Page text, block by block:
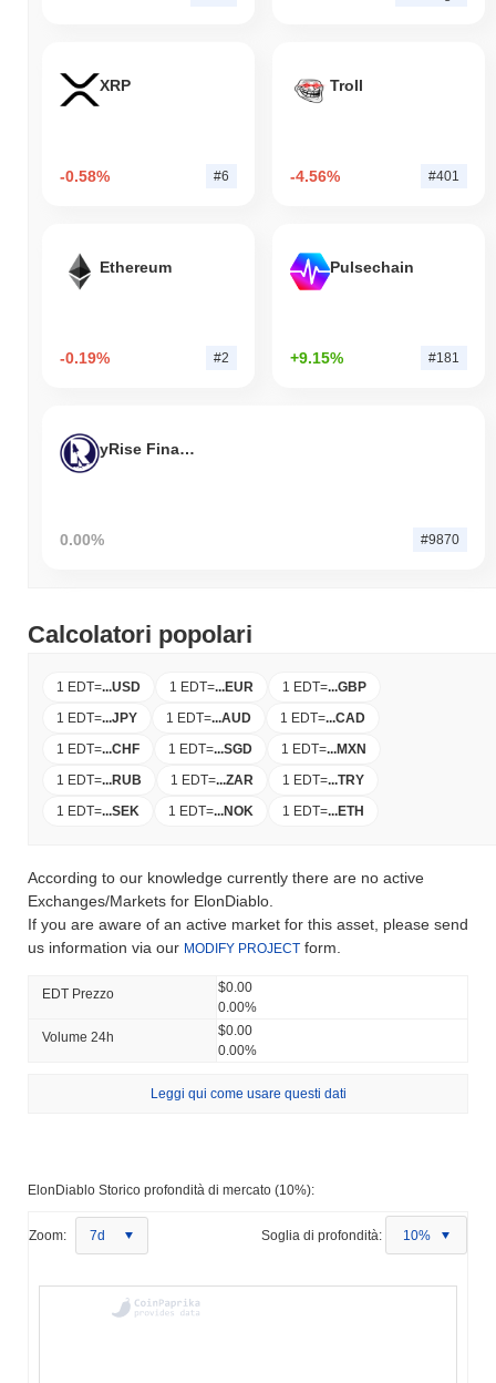
XRP
-0.58% #6
Troll
-4.56% #401
Ethereum
-0.19% #2
Pulsechain
+9.15% #181
yRise Finance
0.00% #9870
Calcolatori popolari
1 EDT=...USD 1 EDT=...EUR 1 EDT=...GBP
1 EDT=...JPY 1 EDT=...AUD 1 EDT=...CAD
1 EDT=...CHF 1 EDT=...SGD 1 EDT=...MXN
1 EDT=...RUB 1 EDT=...ZAR 1 EDT=...TRY
1 EDT=...SEK 1 EDT=...NOK 1 EDT=...ETH
According to our knowledge currently there are no active
Exchanges/Markets for ElonDiablo.
If you are aware of an active market for this asset, please send
us information via our MODIFY PROJECT form.
EDT Prezzo
$0.00
0.00%
Volume 24h
$0.00
0.00%
Leggi qui come usare questi dati
ElonDiablo Storico profondità di mercato (10%):
Zoom: 7d Soglia di profondità: 10%